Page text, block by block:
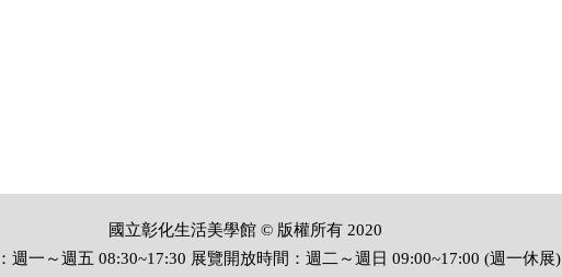
國立彰化生活美學館 © 版權所有 2020
週一～週五 08:30~17:30 展覽開放時間：週二～週日 09:00~17:00 (週一休展)